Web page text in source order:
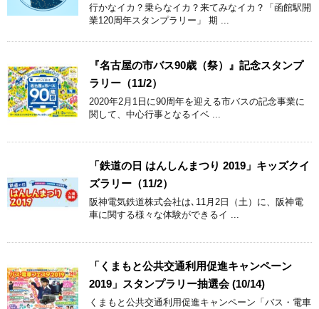
行かなイカ？乗らなイカ？来てみなイカ？「函館駅開
業120周年スタンプラリー」 期 ...
『名古屋の市バス90歳（祭）』記念スタンプ
ラリー（11/2）
2020年2月1日に90周年を迎える市バスの記念事業に
関して、中心行事となるイベ ...
「鉄道の日 はんしんまつり 2019」キッズクイ
ズラリー（11/2）
阪神電気鉄道株式会社は､11月2日（土）に、阪神電
車に関する様々な体験ができるイ ...
「くまもと公共交通利用促進キャンペーン
2019」スタンプラリー抽選会 (10/14)
くまもと公共交通利用促進キャンペーン「バス・電車